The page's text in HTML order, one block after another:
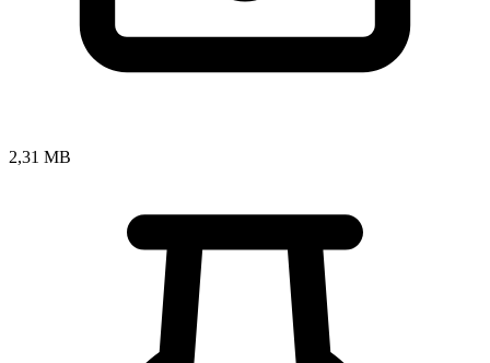
2,31 MB